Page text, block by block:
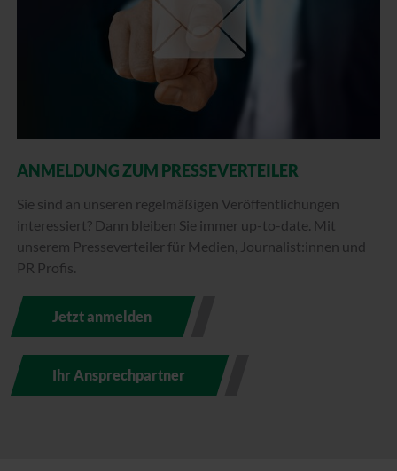
ANMELDUNG ZUM PRESSEVERTEILER
Sie sind an unseren regelmäßigen Veröffentlichungen
interessiert? Dann bleiben Sie immer up-to-date. Mit
unserem Presseverteiler für Medien, Journalist:innen und
PR Profis.
Jetzt anmelden
Ihr Ansprechpartner